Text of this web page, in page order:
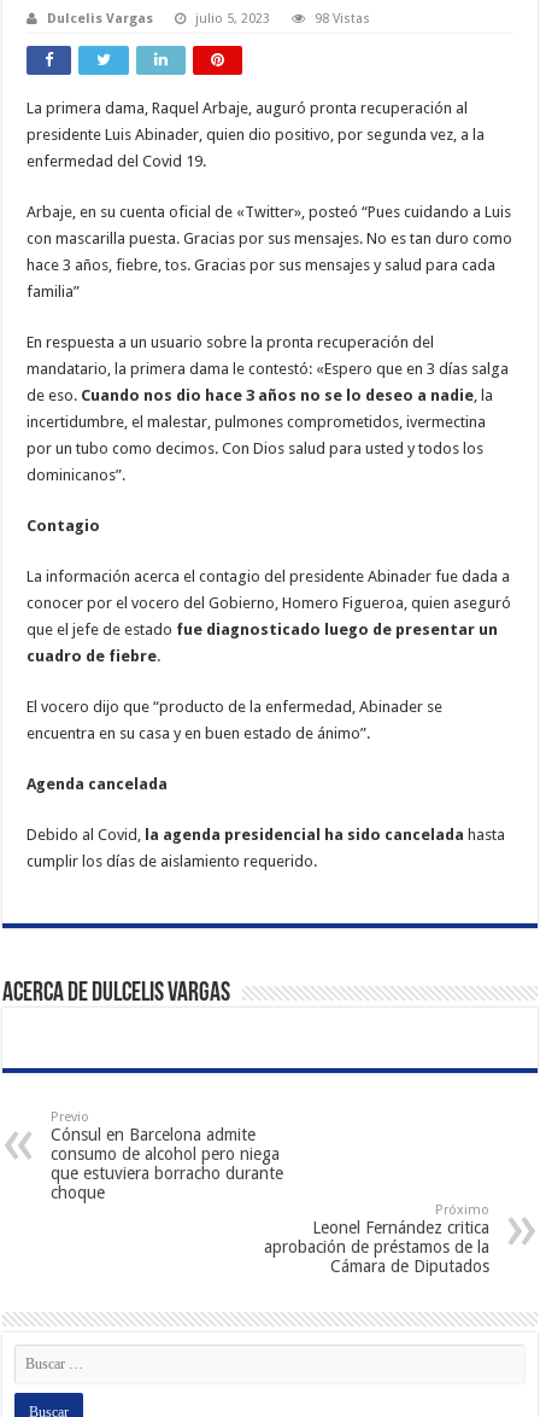
Dulcelis Vargas julio 5, 2023 98 Vistas
La primera dama, Raquel Arbaje, auguró pronta recuperación al
presidente Luis Abinader, quien dio positivo, por segunda vez, a la
enfermedad del Covid 19.
Arbaje, en su cuenta oficial de «Twitter», posteó “Pues cuidando a Luis
con mascarilla puesta. Gracias por sus mensajes. No es tan duro como
hace 3 años, fiebre, tos. Gracias por sus mensajes y salud para cada
familia”
En respuesta a un usuario sobre la pronta recuperación del
mandatario, la primera dama le contestó: «Espero que en 3 días salga
de eso. Cuando nos dio hace 3 años no se lo deseo a nadie , la
incertidumbre, el malestar, pulmones comprometidos, ivermectina
por un tubo como decimos. Con Dios salud para usted y todos los
dominicanos”.
Contagio
La información acerca el contagio del presidente Abinader fue dada a
conocer por el vocero del Gobierno, Homero Figueroa, quien aseguró
que el jefe de estado fue diagnosticado luego de presentar un
cuadro de fiebre.
El vocero dijo que “producto de la enfermedad, Abinader se
encuentra en su casa y en buen estado de ánimo”.
Agenda cancelada
Debido al Covid, la agenda presidencial ha sido cancelada hasta
cumplir los días de aislamiento requerido.
Acerca de Dulcelis Vargas
Previo
Cónsul en Barcelona admite
consumo de alcohol pero niega
que estuviera borracho durante
choque
Próximo
Leonel Fernández critica
aprobación de préstamos de la
Cámara de Diputados